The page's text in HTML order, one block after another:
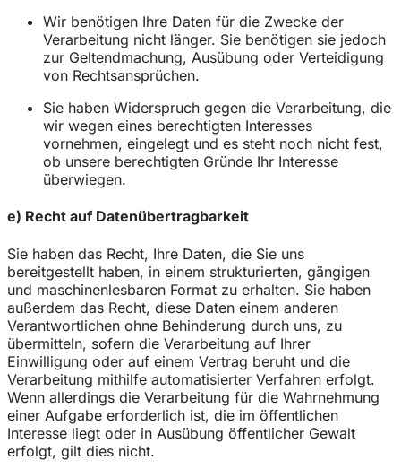
Wir benötigen Ihre Daten für die Zwecke der
Verarbeitung nicht länger. Sie benötigen sie jedoch
zur Geltendmachung, Ausübung oder Verteidigung
von Rechtsansprüchen.
Sie haben Widerspruch gegen die Verarbeitung, die
wir wegen eines berechtigten Interesses
vornehmen, eingelegt und es steht noch nicht fest,
ob unsere berechtigten Gründe Ihr Interesse
überwiegen.
e) Recht auf Datenübertragbarkeit
Sie haben das Recht, Ihre Daten, die Sie uns
bereitgestellt haben, in einem strukturierten, gängigen
und maschinenlesbaren Format zu erhalten. Sie haben
außerdem das Recht, diese Daten einem anderen
Verantwortlichen ohne Behinderung durch uns, zu
übermitteln, sofern die Verarbeitung auf Ihrer
Einwilligung oder auf einem Vertrag beruht und die
Verarbeitung mithilfe automatisierter Verfahren erfolgt.
Wenn allerdings die Verarbeitung für die Wahrnehmung
einer Aufgabe erforderlich ist, die im öffentlichen
Interesse liegt oder in Ausübung öffentlicher Gewalt
erfolgt, gilt dies nicht.